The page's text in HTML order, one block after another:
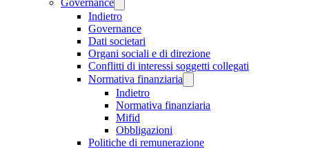
Governance
Indietro
Governance
Dati societari
Organi sociali e di direzione
Conflitti di interessi soggetti collegati
Normativa finanziaria
Indietro
Normativa finanziaria
Mifid
Obbligazioni
Politiche di remunerazione